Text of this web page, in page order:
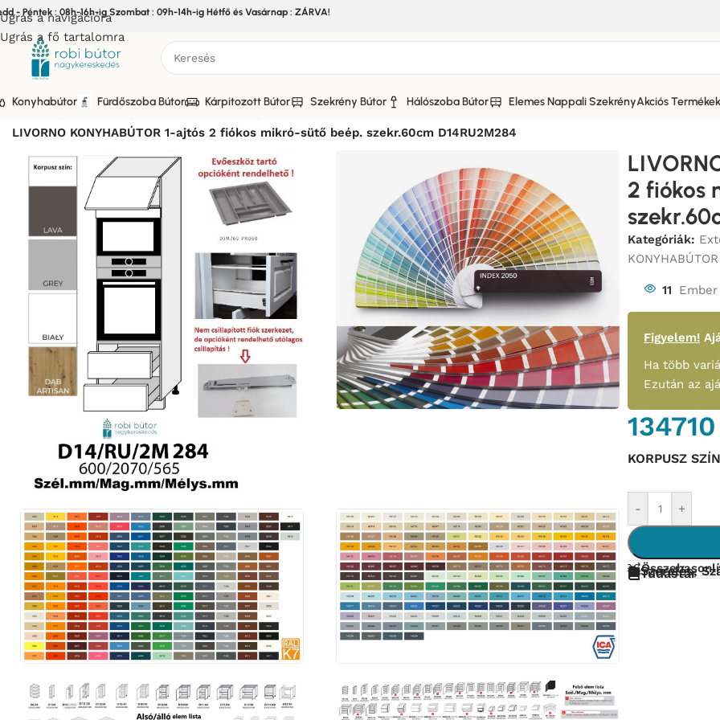
Ugrás a navigációra
Ugrás a fő tartalomra
- Péntek : 08h-16h-ig Szombat : 09h-14h-ig Hétfő és Vasárnap : ZÁRVA!
Konyhabútor Fürdőszoba Bútor Kárpitozott Bútor Szekrény Bútor Hálószoba Bútor Elemes Nappali SzekrényAkciós Termékek
Kezdőlap Elemes Konyhabútor LIVORNO KONYHABÚTOR MATT FRONTOS
/
LIVORNO KONYHABÚTOR 1-ajtós 2 fiókos mikró-sütő beép. szekr.60cm D14RU2M284
2 fiókos
Kategóriák:
11
Figyelem!
Ha több
Ezután az
134710
KORPUSZ SZÍN
- +
Szerelés,
Tudástár